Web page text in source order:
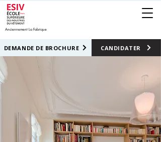
DEMANDE DE BROCHURE CANDIDATER
Anciennement La Fabrique